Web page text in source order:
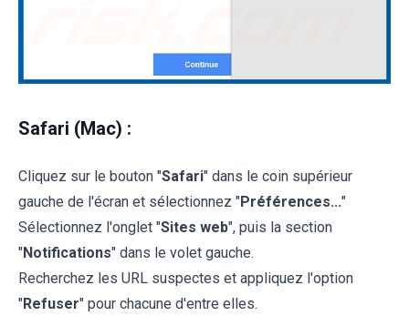
Safari (Mac) :
Cliquez sur le bouton "Safari" dans le coin supérieur
gauche de l'écran et sélectionnez "Préférences..."
Sélectionnez l'onglet "Sites web", puis la section
"Notifications" dans le volet gauche.
Recherchez les URL suspectes et appliquez l'option
"Refuser" pour chacune d'entre elles.